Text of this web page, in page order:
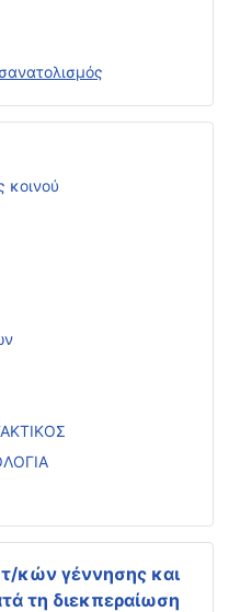
κοινού
κών γέννησης και
τη διεκπεραίωση